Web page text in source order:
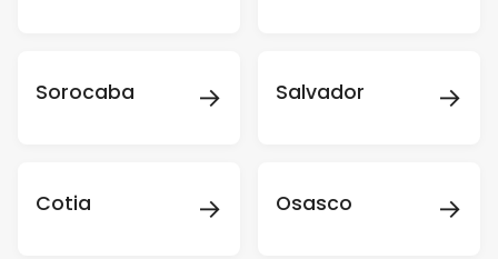
Sorocaba → Salvador →
Cotia → Osasco →